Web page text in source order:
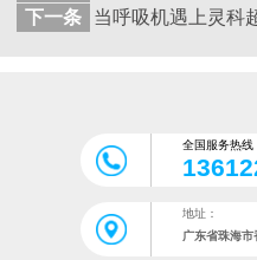
下一条
全国服务热线
地址：
广东省珠海